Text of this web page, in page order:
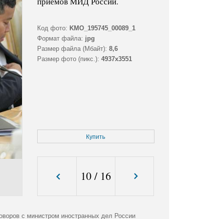
Код фото: KMO_195745_00089_1
Формат файла: jpg
Размер файла (Мбайт): 8,6
Размер фото (пикс.): 4937x3551
Купить
10/ 16
с министром иностранных дел России